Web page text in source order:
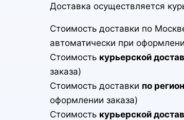
Доставка осуществляется
Стоимость доставки по
автоматически при
Стоимость курьерской
заказа)
Стоимость доставки по
оформлении заказа)
Стоимость курьерской